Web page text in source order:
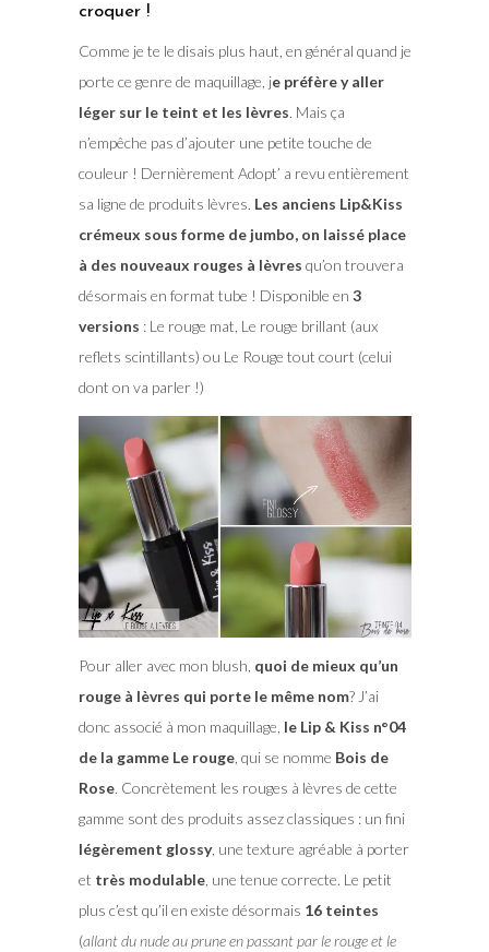
croquer !
Comme je te le disais plus haut, en général quand je
porte ce genre de maquillage, je préfère y aller
léger sur le teint et les lèvres. Mais ça
n’empêche pas d’ajouter une petite touche de
couleur ! Dernièrement Adopt’ a revu entièrement
sa ligne de produits lèvres. Les anciens Lip&Kiss
crémeux sous forme de jumbo, on laissé place
à des nouveaux rouges à lèvres qu’on trouvera
désormais en format tube ! Disponible en 3
versions : Le rouge mat, Le rouge brillant (aux
reflets scintillants) ou Le Rouge tout court (celui
dont on va parler !)
Pour aller avec mon blush, quoi de mieux qu’un
rouge à lèvres qui porte le même nom? J’ai
donc associé à mon maquillage, le Lip & Kiss n°04
de la gamme Le rouge, qui se nomme Bois de
Rose. Concrètement les rouges à lèvres de cette
gamme sont des produits assez classiques : un fini
légèrement glossy, une texture agréable à porter
et très modulable, une tenue correcte. Le petit
plus c’est qu’il en existe désormais 16 teintes
(allant du nude au prune en passant par le rouge et le